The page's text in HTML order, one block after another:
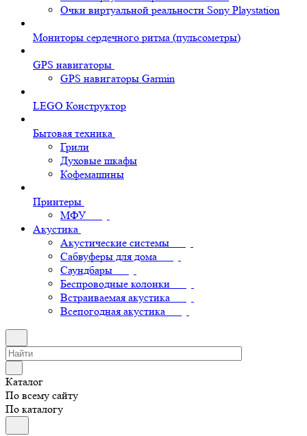
Очки виртуальной реальности Sony Playstation
Мониторы сердечного ритма (пульсометры)
GPS навигаторы
GPS навигаторы Garmin
LEGO Конструктор
Бытовая техника
Грили
Духовые шкафы
Кофемашины
Принтеры
МФУ
Акустика
Акустические системы
Сабвуферы для дома
Саундбары
Беспроводные колонки
Встраиваемая акустика
Всепогодная акустика
Каталог
По всему сайту
По каталогу